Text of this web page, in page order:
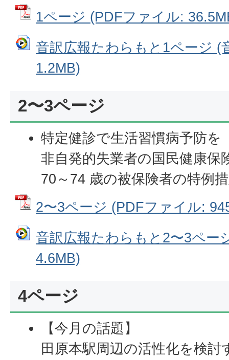
1ページ (PDFファイル:
音訳広報たわらもと1ページ (
1.2MB)
2〜3ページ
特定健診で生活習慣病予防を
非自発的失業者の国民健康保
70～74 歳の被保険者の特例
2〜3ページ (PDFファイル:
音訳広報たわらもと2〜3ペー
4.6MB)
4ページ
【今月の話題】
田原本駅周辺の活性化を検